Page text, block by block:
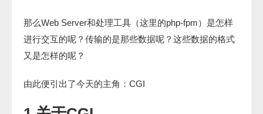
那么Web Server和处理工具（这里的php-fpm）是怎样
进行交互的呢？传输的是那些数据呢？这些数据的格式
又是怎样的呢？
由此便引出了今天的主角：CGI